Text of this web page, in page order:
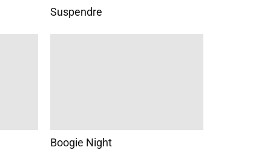
Suspendre
Boogie Night